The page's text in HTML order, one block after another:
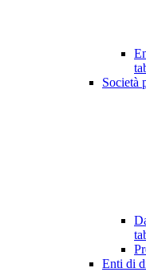
Società
Enti di